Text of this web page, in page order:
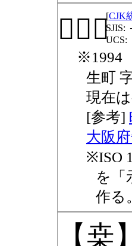
𮁿
CJK
1994
生町
現在は
大阪
ISO
を「
作る
桒